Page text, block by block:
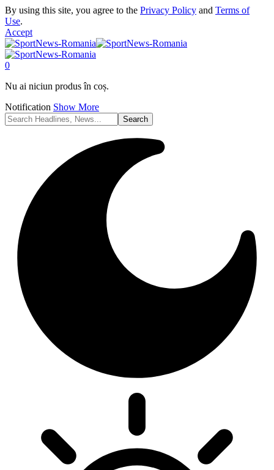
By using this site, you agree to the Privacy Policy and Terms of
Use.
Accept
0
Nu ai niciun produs în coș.
Notification Show More